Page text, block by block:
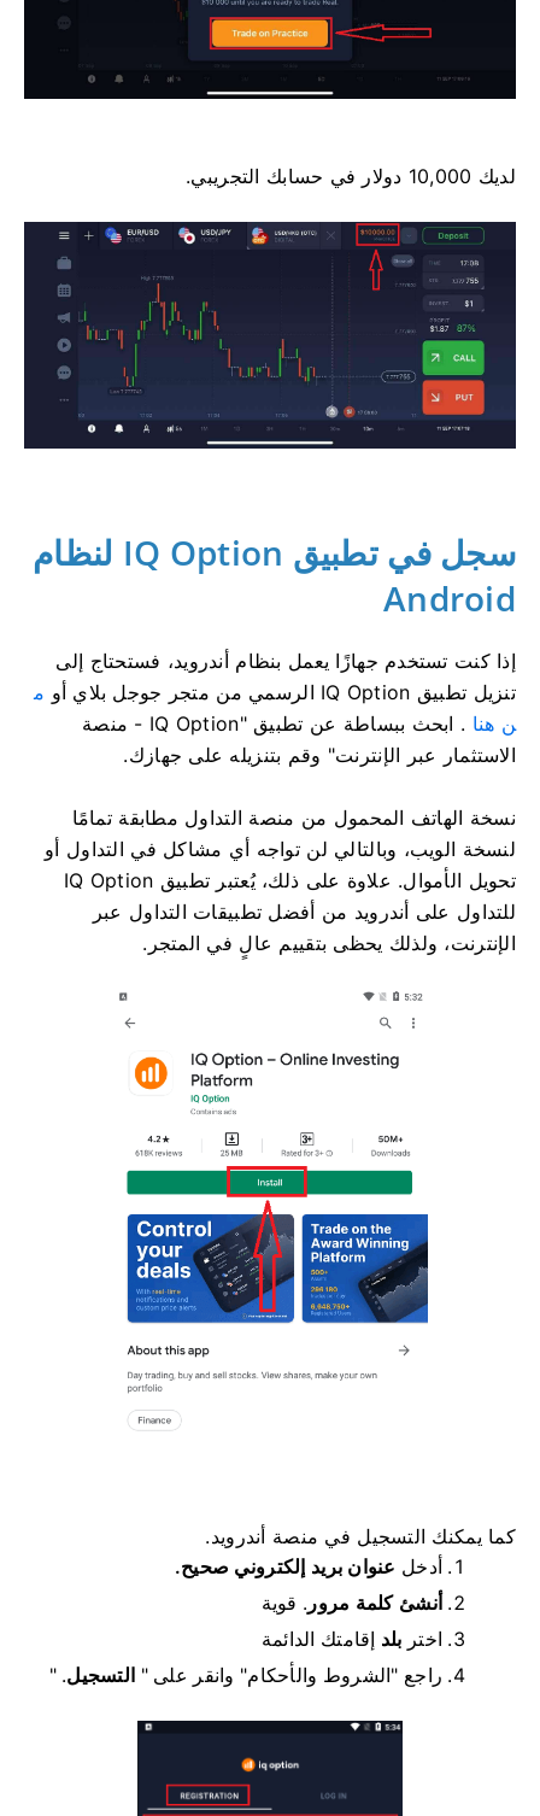
لديك 10,000 دولار في حسابك التجريبي.
سجل في تطبيق IQ Option لنظام
Android
إذا كنت تستخدم جهازًا يعمل بنظام أندرويد، فستحتاج إلى
تنزيل تطبيق IQ Option الرسمي من متجر جوجل بلاي أو
م
ن هنا
. ابحث ببساطة عن تطبيق "IQ Option - منصة
الاستثمار عبر الإنترنت" وقم بتنزيله على جهازك.
نسخة الهاتف المحمول من منصة التداول مطابقة تمامًا
لنسخة الويب، وبالتالي لن تواجه أي مشاكل في التداول أو
تحويل الأموال. علاوة على ذلك، يُعتبر تطبيق IQ Option
للتداول على أندرويد من أفضل تطبيقات التداول عبر
الإنترنت، ولذلك يحظى بتقييم عالٍ في المتجر.
كما يمكنك التسجيل في منصة أندرويد.
أدخل عنوان بريد إلكتروني صحيح.
أنشئ كلمة مرور
قوية .
اختر بلد إقامتك الدائمة
راجع "الشروط والأحكام" وانقر على " التسجيل" .